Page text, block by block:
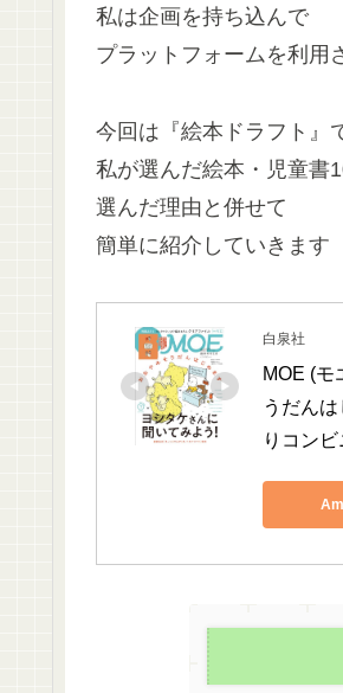
私は企画を持ち込んで
プラットフォームを利用
今回は『絵本ドラフト』
私が選んだ絵本・児童書
選んだ理由と併せて
簡単に紹介していきます
白泉社
MOE (モ
うだん
りコン